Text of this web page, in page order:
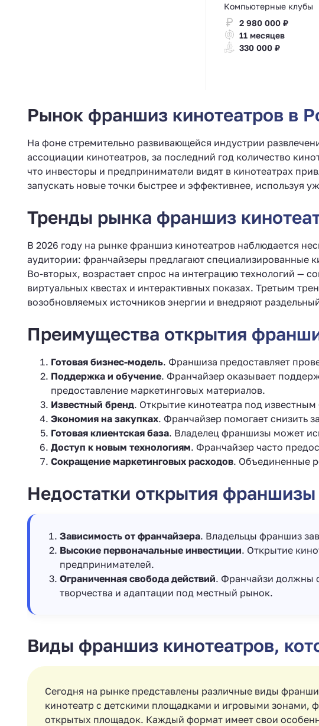
Компьютерные клубы
2 980 000 ₽
11 месяцев
330 000 ₽
Рынок франшиз кинотеатров в
На фоне стремительно развивающейся индустрии
ассоциации кинотеатров, за последний год количество
что инвесторы и предприниматели видят в кинотеатрах
запускать новые точки быстрее и эффективнее, используя
Тренды рынка франшиз
В 2026 году на рынке франшиз кинотеатров наблюдается
аудитории: франчайзеры предлагают специализированные
Во-вторых, возрастает спрос на интеграцию технологий —
виртуальных квестах и интерактивных показах. Третьим
возобновляемых источников энергии и внедряют
Преимущества открытия
Готовая бизнес-модель. Франшиза предоставляет
Поддержка и обучение. Франчайзер оказывает
предоставление маркетинговых материалов.
Известный бренд. Открытие кинотеатра под
Экономия на закупках. Франчайзер помогает снизить
Готовая клиентская база. Владелец франшизы может
Доступ к новым технологиям. Франчайзер часто
Сокращение маркетинговых расходов. Объединенные
Недостатки открытия франшизы
Зависимость от франчайзера. Владельцы франшиз
Высокие первоначальные инвестиции. Открытие
предпринимателей.
Ограниченная свобода действий. Франчайзи должны
творчества и адаптации под местный рынок.
Виды франшиз кинотеатров,
Сегодня на рынке представлены различные виды
кинотеатр с детскими площадками и игровыми зонами,
открытых площадок. Каждый формат имеет свои